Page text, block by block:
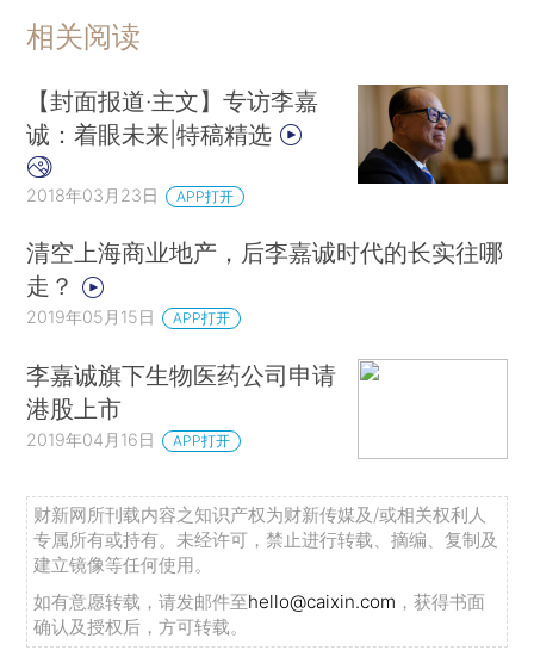
相关阅读
【封面报道·主文】专访李嘉
诚：着眼未来|特稿精选
2018年03月23日 APP打开
清空上海商业地产，后李嘉诚时代的长实往哪
走？
2019年05月15日 APP打开
李嘉诚旗下生物医药公司申请
港股上市
2019年04月16日 APP打开
财新网所刊载内容之知识产权为财新传媒及/或相关权利人
专属所有或持有。未经许可，禁止进行转载、摘编、复制及
建立镜像等任何使用。
如有意愿转载，请发邮件至hello@caixin.com ，获得书面
确认及授权后，方可转载。